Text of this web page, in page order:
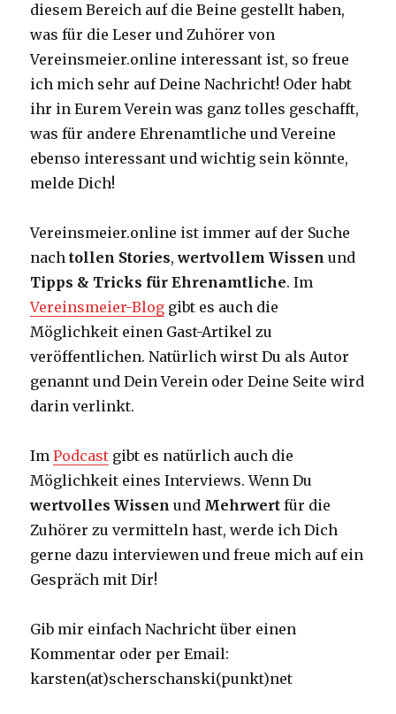
diesem Bereich auf die Beine gestellt haben,
was für die Leser und Zuhörer von
Vereinsmeier.online interessant ist, so freue
ich mich sehr auf Deine Nachricht! Oder habt
ihr in Eurem Verein was ganz tolles geschafft,
was für andere Ehrenamtliche und Vereine
ebenso interessant und wichtig sein könnte,
melde Dich!
Vereinsmeier.online ist immer auf der Suche
nachtollen Stories,wertvollem Wissen und
Tipps & Tricks für Ehrenamtliche. Im
Vereinsmeier-Blog gibt es auch die
Möglichkeit einen Gast-Artikel zu
veröffentlichen. Natürlich wirst Du als Autor
genannt und Dein Verein oder Deine Seite wird
darin verlinkt.
ImPodcast gibt es natürlich auch die
Möglichkeit eines Interviews. Wenn Du
wertvolles Wissen und Mehrwert für die
Zuhörer zu vermitteln hast, werde ich Dich
gerne dazu interviewen und freue mich auf ein
Gespräch mit Dir!
Gib mir einfach Nachricht über einen
Kommentar oder per Email:
karsten(at)scherschanski(punkt)net